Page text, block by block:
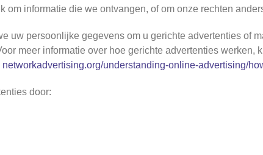
om informatie die we ontvangen, of om onze rechten
uw persoonlijke gegevens om u gerichte advertenties of
meer informatie over hoe gerichte advertenties werken,
networkadvertising.org/understanding-online-advertising/
door: